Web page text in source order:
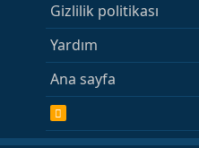
Gizlilik politikası
Yardım
Ana sayfa
R
S
S